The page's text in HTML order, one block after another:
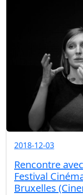
2018-12-03
Rencontre
Festival
Bruxelles